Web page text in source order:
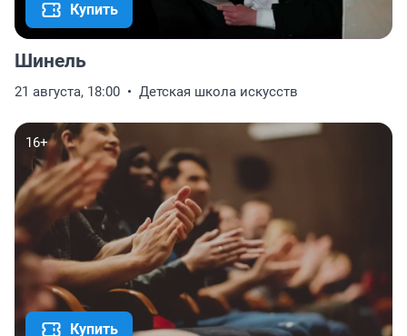
Купить
Шинель
21 августа, 18:00 Детская школа искусств
16+
Купить